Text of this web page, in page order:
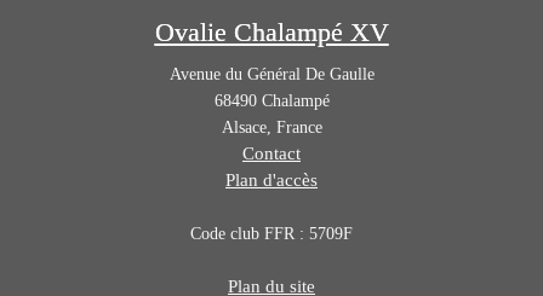
Ovalie Chalampé XV
Avenue du Général De Gaulle
68490 Chalampé
Alsace, France
Contact
Plan d'accès
Code club FFR : 5709F
Plan du site